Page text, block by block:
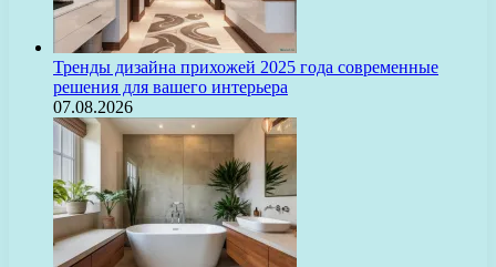
Тренды дизайна прихожей 2025 года современные
решения для вашего интерьера
07.08.2026